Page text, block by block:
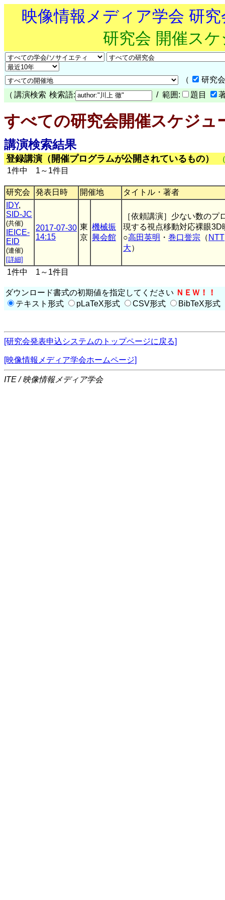
映像情報メディア学会 研
研究会 開催ス
（
研究
（ 講演検索 検索語: / 範囲: 題目
すべての研究会開催スケジュ
講演検索結果
登録講演（開催プログラムが公開されているもの）
1件中 1～1件目
研究会 発表日時 開催地
タイトル・著者
IDY,
SID-JC
(共催)
IEICE-
EID
(連催)
[詳細]
2017-07-30
14:15
東
京
機械振
興会館
［依頼講演］少ない数の
現する視点移動対応裸眼3D
○高田英明 ・ 巻口誉宗 （ NTT
大）
1件中 1～1件目
ダウンロード書式の初期値を指定してください ＮＥＷ！！
テキスト形式
pLaTeX形式 CSV形式 BibTeX形式
[研究会発表申込システムのトップページに戻る]
[映像情報メディア学会ホームページ]
ITE / 映像情報メディア学会